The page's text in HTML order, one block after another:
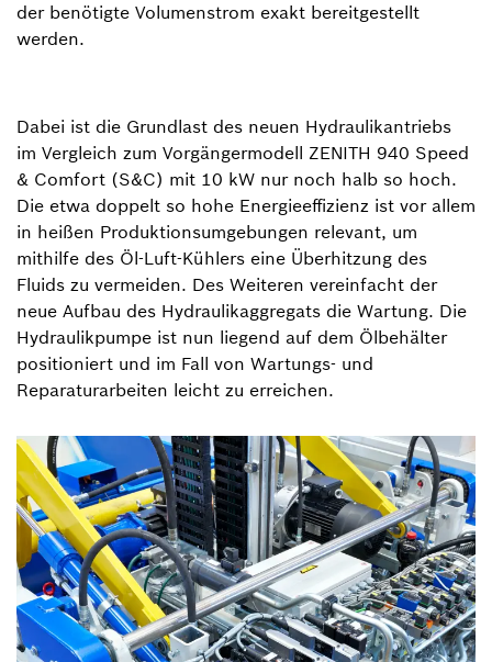
der benötigte Volumenstrom exakt bereitgestellt
werden.
Dabei ist die Grundlast des neuen Hydraulikantriebs
im Vergleich zum Vorgängermodell ZENITH 940 Speed
& Comfort (S&C) mit 10 kW nur noch halb so hoch.
Die etwa doppelt so hohe Energieeffizienz ist vor allem
in heißen Produktionsumgebungen relevant, um
mithilfe des Öl-Luft-Kühlers eine Überhitzung des
Fluids zu vermeiden. Des Weiteren vereinfacht der
neue Aufbau des Hydraulikaggregats die Wartung. Die
Hydraulikpumpe ist nun liegend auf dem Ölbehälter
positioniert und im Fall von Wartungs- und
Reparaturarbeiten leicht zu erreichen.